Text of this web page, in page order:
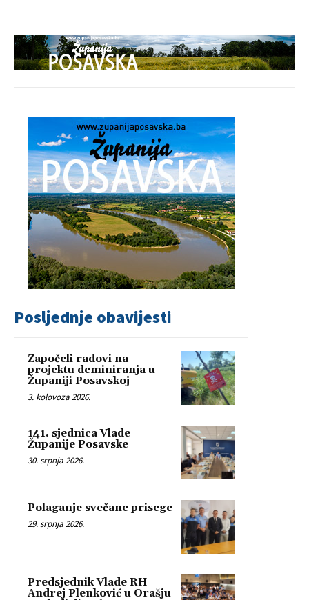
Posljednje obavijesti
Započeli radovi na
projektu deminiranja u
Županiji Posavskoj
3. kolovoza 2026.
141. sjednica Vlade
Županije Posavske
30. srpnja 2026.
Polaganje svečane prisege
29. srpnja 2026.
Predsjednik Vlade RH
Andrej Plenković u Orašju